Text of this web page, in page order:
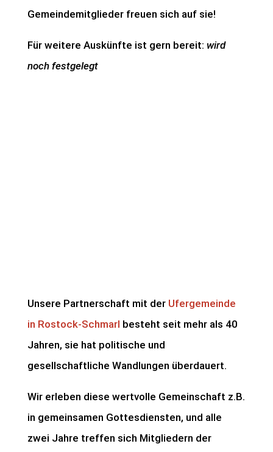
Gemeindemitglieder freuen sich auf sie!
Für weitere Auskünfte ist gern bereit: wird
noch festgelegt
Unsere Partnerschaft mit der Ufergemeinde
in Rostock-Schmarl besteht seit mehr als 40
Jahren, sie hat politische und
gesellschaftliche Wandlungen überdauert.
Wir erleben diese wertvolle Gemeinschaft z.B.
in gemeinsamen Gottesdiensten, und alle
zwei Jahre treffen sich Mitgliedern der